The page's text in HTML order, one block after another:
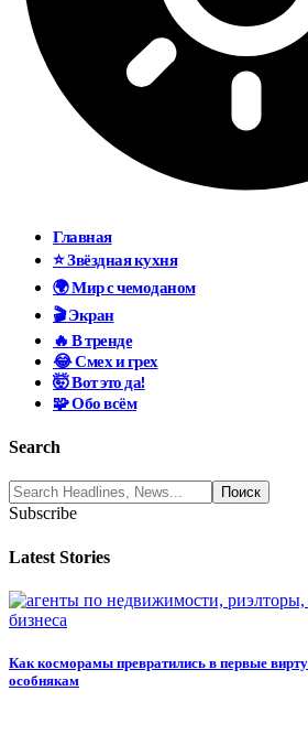
Главная
⭐ Звёздная кухня
🌍 Мир с чемоданом
🎬 Экран
🔥 В тренде
😂 Смех и грех
🤯 Вот это да!
🧩 Обо всём
Search
Subscribe
Latest Stories
Как косморамы превратились в первые
особнякам